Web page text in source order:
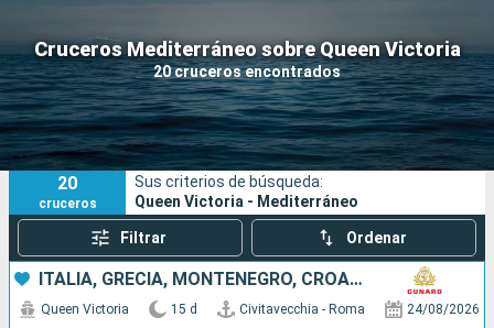
Cruceros Mediterráneo sobre Queen Victoria
20 cruceros encontrados
Nuestros destinos
Fecha de salida
Puertos Compañías
Buscar
20
cruceros
Sus criterios de búsqueda:
Queen Victoria - Mediterráneo
Filtrar Ordenar
ITALIA, GRECIA, MONTENEGRO, CROACIA, MALTA, ESPAÑA
Queen Victoria 15 d Civitavecchia - Roma 24/08/2026